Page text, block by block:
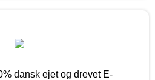
dansk ejet og drevet E-